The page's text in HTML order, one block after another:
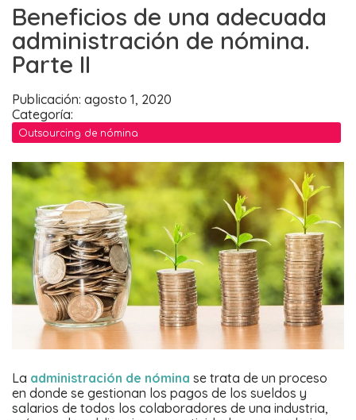
Beneficios de una adecuada
administración de nómina.
Parte II
Publicación: agosto 1, 2020
Categoría:
Outsourcing de nómina
La administración de nómina se trata de un proceso
en donde se gestionan los pagos de los sueldos y
salarios de todos los colaboradores de una industria,